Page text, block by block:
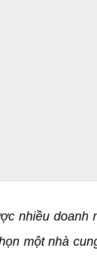
nhiều doanh
một nhà